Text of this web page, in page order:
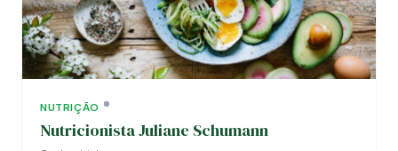
NUTRIÇÃO
Nutricionista Juliane Schumann